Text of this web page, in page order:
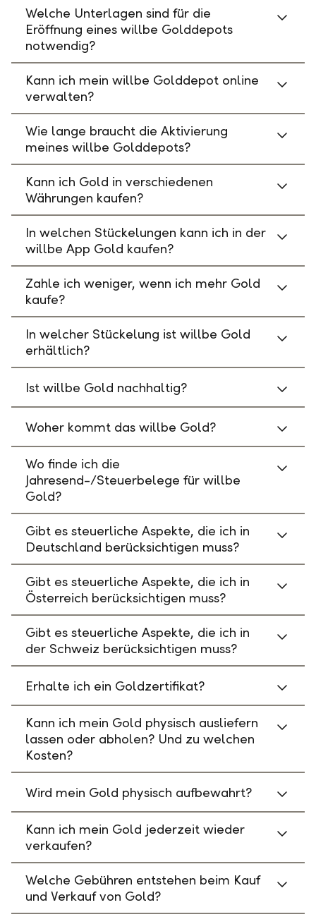
Welche Unterlagen sind für die
Eröffnung eines willbe Golddepots
notwendig?
Kann ich mein willbe Golddepot online
verwalten?
Wie lange braucht die Aktivierung
meines willbe Golddepots?
Kann ich Gold in verschiedenen
Währungen kaufen?
In welchen Stückelungen kann ich in der
willbe App Gold kaufen?
Zahle ich weniger, wenn ich mehr Gold
kaufe?
In welcher Stückelung ist willbe Gold
erhältlich?
Ist willbe Gold nachhaltig?
Woher kommt das willbe Gold?
Wo finde ich die
Jahresend-/Steuerbelege für willbe
Gold?
Gibt es steuerliche Aspekte, die ich in
Deutschland berücksichtigen muss?
Gibt es steuerliche Aspekte, die ich in
Österreich berücksichtigen muss?
Gibt es steuerliche Aspekte, die ich in
der Schweiz berücksichtigen muss?
Erhalte ich ein Goldzertifikat?
Kann ich mein Gold physisch ausliefern
lassen oder abholen? Und zu welchen
Kosten?
Wird mein Gold physisch aufbewahrt?
Kann ich mein Gold jederzeit wieder
verkaufen?
Welche Gebühren entstehen beim Kauf
und Verkauf von Gold?